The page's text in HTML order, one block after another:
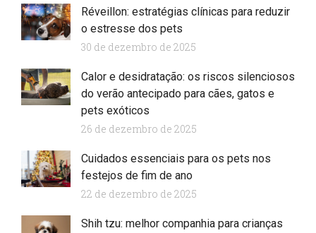
Réveillon: estratégias clínicas para reduzir
o estresse dos pets
30 de dezembro de 2025
Calor e desidratação: os riscos silenciosos
do verão antecipado para cães, gatos e
pets exóticos
26 de dezembro de 2025
Cuidados essenciais para os pets nos
festejos de fim de ano
22 de dezembro de 2025
Shih tzu: melhor companhia para crianças